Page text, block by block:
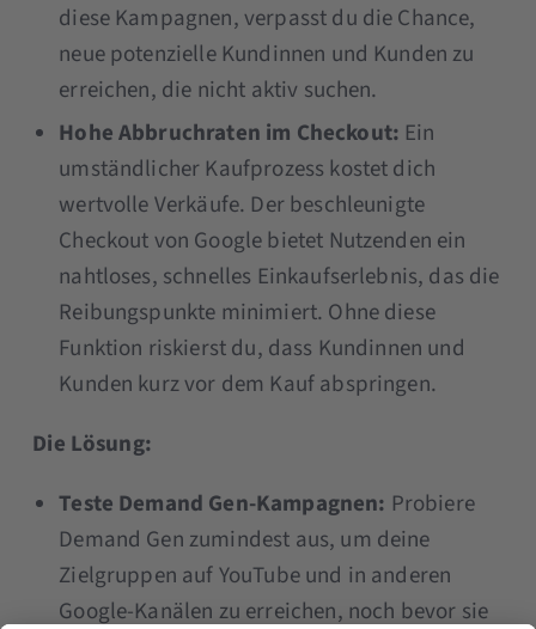
diese Kampagnen, verpasst du die Chance,
neue potenzielle Kundinnen und Kunden zu
erreichen, die nicht aktiv suchen.
Hohe Abbruchraten im Checkout: Ein
umständlicher Kaufprozess kostet dich
wertvolle Verkäufe. Der beschleunigte
Checkout von Google bietet Nutzenden ein
nahtloses, schnelles Einkaufserlebnis, das die
Reibungspunkte minimiert. Ohne diese
Funktion riskierst du, dass Kundinnen und
Kunden kurz vor dem Kauf abspringen.
Die Lösung:
Teste Demand Gen-Kampagnen: Probiere
Demand Gen zumindest aus, um deine
Zielgruppen auf YouTube und in anderen
Google-Kanälen zu erreichen, noch bevor sie